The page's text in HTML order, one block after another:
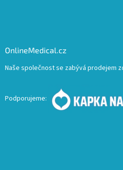
OnlineMedical.cz
Naše společnost se zabývá prodejem
Podporujeme: